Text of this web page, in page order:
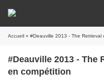
Accueil » #Deauville 2013 - The Retrieval
#Deauville 2013 - The
en compétition